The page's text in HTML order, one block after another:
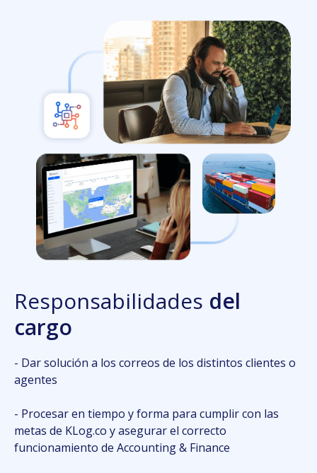
Responsabilidades del
cargo
- Dar solución a los correos de los distintos clientes o
agentes
- Procesar en tiempo y forma para cumplir con las
metas de KLog.co y asegurar el correcto
funcionamiento de Accounting & Finance